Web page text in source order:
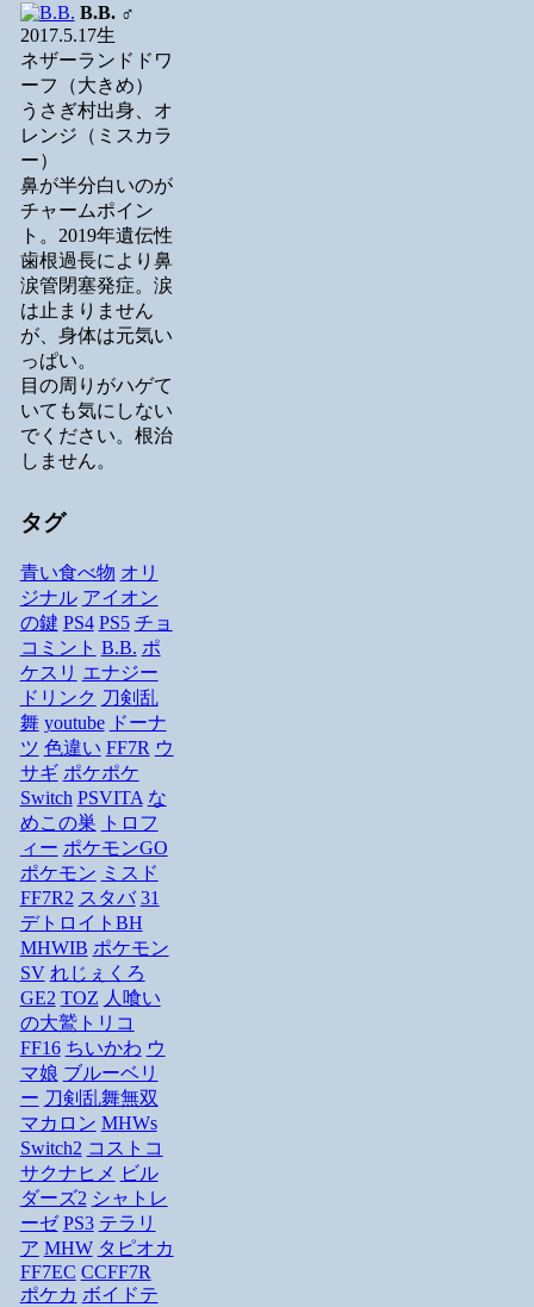
B.B.♂
2017.5.17生
ネザーランドドワ
ーフ（大きめ）
うさぎ村出身、オ
レンジ（ミスカラ
ー）
鼻が半分白いのが
チャームポイン
ト。2019年遺伝性
歯根過長により鼻
涙管閉塞発症。涙
は止まりません
が、身体は元気い
っぱい。
目の周りがハゲて
いても気にしない
でください。根治
しません。
タグ
青い食べ物 オリ
ジナル アイオン
の鍵 PS4 PS5 チョ
コミント B.B. ポ
ケスリ エナジー
ドリンク 刀剣乱
舞 youtube ドーナ
ツ 色違い FF7R ウ
サギ ポケポケ
Switch PSVITA な
めこの巣
トロフ
ィー ポケモンGO
ポケモン ミスド
FF7R2 スタバ 31
デトロイトBH
MHWIB ポケモン
SV れじぇくろ
GE2 TOZ 人喰い
の大鷲トリコ
FF16 ちいかわ ウ
マ娘 ブルーベリ
ー 刀剣乱舞無双
マカロン MHWs
Switch2 コストコ
サクナヒメ ビル
ダーズ2 シャトレ
ーゼ PS3 テラリ
ア MHW タピオカ
FF7EC CCFF7R
ポケカ ボイドテ